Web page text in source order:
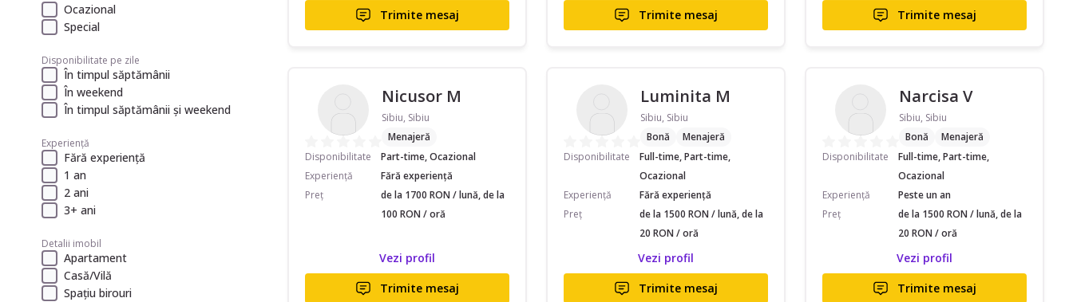
Ocazional
Special
Disponibilitate pe zile
În timpul săptămânii
În weekend
În timpul săptămânii și weekend
Experiență
Fără experiență
1 an
2 ani
3+ ani
Detalii imobil
Apartament
Casă/Vilă
Spațiu birouri
Trimite mesaj
Trimite mesaj
Trimite mesaj
Nicusor M
Sibiu, Sibiu
Menajeră
Disponibilitate
Part-time, Ocazional
Experiență
Fără experiență
Preț
de la 1700 RON / lună, de la
100 RON / oră
Vezi profil
Trimite mesaj
Luminita M
Sibiu, Sibiu
Bonă
Menajeră
Disponibilitate
Full-time, Part-time,
Ocazional
Experiență
Fără experiență
Preț
de la 1500 RON / lună, de la
20 RON / oră
Vezi profil
Trimite mesaj
Narcisa V
Sibiu, Sibiu
Bonă
Menajeră
Disponibilitate
Full-time, Part-time,
Ocazional
Experiență
Peste un an
Preț
de la 1500 RON / lună, de la
20 RON / oră
Vezi profil
Trimite mesaj